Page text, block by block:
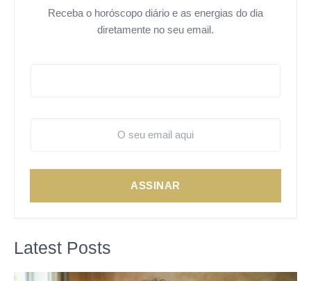
Receba o horóscopo diário e as energias do dia
diretamente no seu email.
ASSINAR
Latest Posts